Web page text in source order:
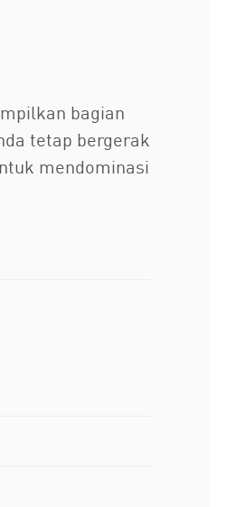
bagian
tetap bergerak
mendominasi